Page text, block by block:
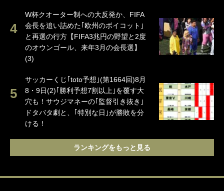
W杯クオーター制への大反発か、FIFA
会長を追い詰めた｢欧州のボイコット｣
と再選の行方【FIFA3兆円の野望と2度
のオウンゴール、来年3月の会長選】
(3)
サッカーくじ｢toto予想｣(第1664回)8月
8・9日(2)｢勝利予想7割以上｣を覆す大
穴も！サウジマネーの｢監督引き抜き｣
ドタバタ劇と、｢特別な日｣が勝敗を分
ける！
ランキングをもっと見る